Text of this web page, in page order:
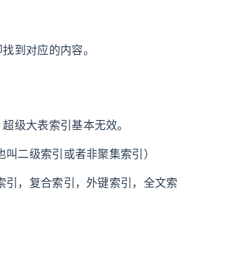
到对应的内容。
级大表索引基本无效。
二级索引或者非聚集索引）
，复合索引，外键索引，全文索